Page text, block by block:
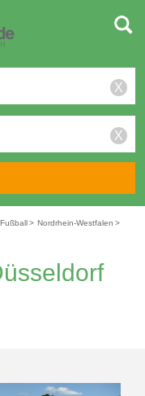
X
X
Fußball> Nordrhein-Westfalen >